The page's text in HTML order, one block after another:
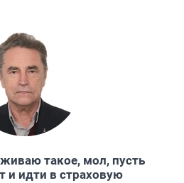
такое, мол, пусть
и идти в страховую